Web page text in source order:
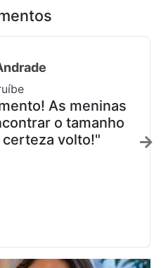
As meninas
o tamanho
volto!"